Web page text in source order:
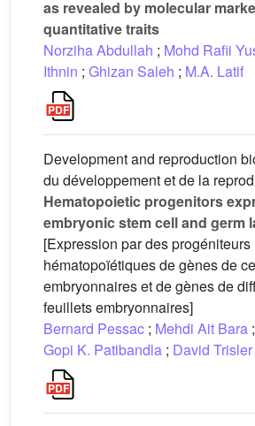
as revealed by molecular
quantitative traits
Norziha Abdullah ; Mohd Rafii
Ithnin ; Ghizan Saleh ; M.A. Latif
Development and reproduction
du développement et de la
Hematopoietic progenitors
embryonic stem cell and germ
[Expression par des progéniteurs
hématopoïétiques de gènes de
embryonnaires et de gènes de
feuillets embryonnaires]
Bernard Pessac ; Mehdi Ait Bara ;
Gopi K. Patibandla ; David Trisler